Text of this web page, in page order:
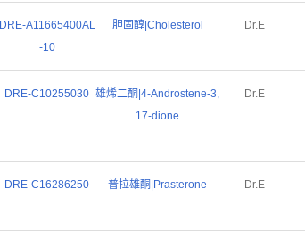
DRE-A11665400AL
-10
胆固醇|Cholesterol Dr.E
DRE-C10255030 雄烯二酮|4-Androstene-3,
17-dione
Dr.E
DRE-C16286250 普拉雄酮|Prasterone Dr.E